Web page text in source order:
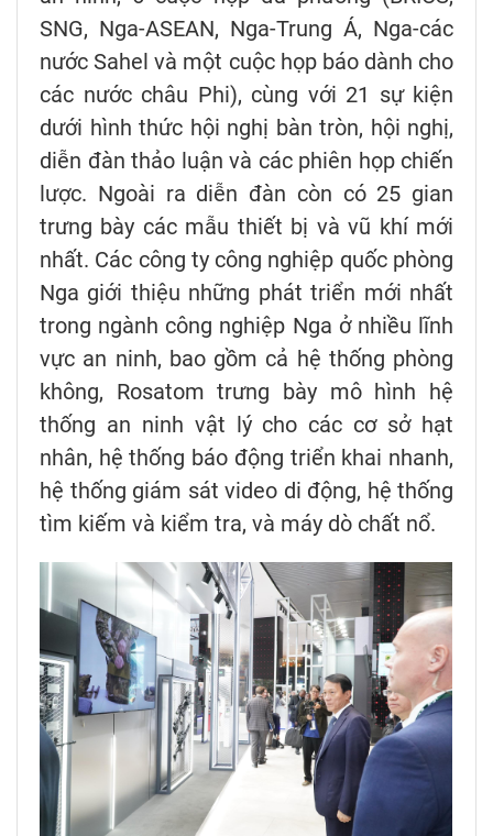
SNG, Nga-ASEAN, Nga-Trung Á, Nga-các
nước Sahel và một cuộc họp báo dành cho
các nước châu Phi), cùng với 21 sự kiện
dưới hình thức hội nghị bàn tròn, hội nghị,
diễn đàn thảo luận và các phiên họp chiến
lược. Ngoài ra diễn đàn còn có 25 gian
trưng bày các mẫu thiết bị và vũ khí mới
nhất. Các công ty công nghiệp quốc phòng
Nga giới thiệu những phát triển mới nhất
trong ngành công nghiệp Nga ở nhiều lĩnh
vực an ninh, bao gồm cả hệ thống phòng
không, Rosatom trưng bày mô hình hệ
thống an ninh vật lý cho các cơ sở hạt
nhân, hệ thống báo động triển khai nhanh,
hệ thống giám sát video di động, hệ thống
tìm kiếm và kiểm tra, và máy dò chất nổ.